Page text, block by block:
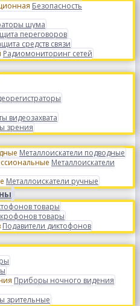
Безопасность
шума
переговоров
средств связи
Радиомониторинг сетей
видеозахвата
зрения
Металлоискатели подводные
Металлоискатели
Металлоискатели ручные
товары
товары
Подавители диктофонов
Приборы ночного видения
зрительные